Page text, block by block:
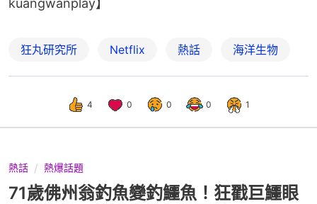
kuangwanplay】
狂丸研究所 Netflix 熱話 海洋生物
4 0 0 0 1
熱話 熱爆話題
71歲佛州翁釣魚變釣鱷魚！狂戳巨鱷眼